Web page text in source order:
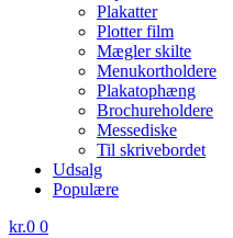
Plakatter
Plotter film
Mægler skilte
Menukortholdere
Plakatophæng
Brochureholdere
Messediske
Til skrivebordet
Udsalg
Populære
kr.0 0